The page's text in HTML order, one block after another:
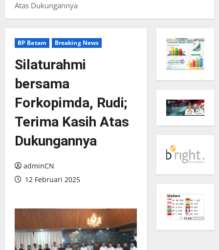
Atas Dukungannya
BP Batam Breaking News
Silaturahmi
bersama
Forkopimda, Rudi;
Terima Kasih Atas
Dukungannya
adminCN
12 Februari 2025